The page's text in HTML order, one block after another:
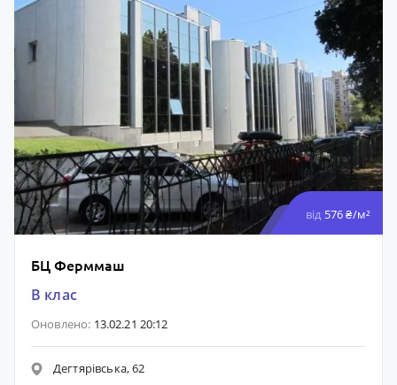
від 576 ₴/м²
БЦ Ферммаш
B клас
Оновлено: 13.02.21 20:12
Дегтярівська, 62